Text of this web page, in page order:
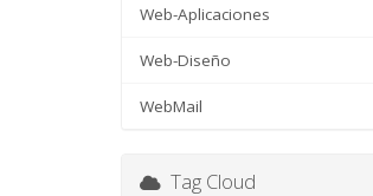
Web-Aplicaciones
Web-Diseño
WebMail
Tag Cloud